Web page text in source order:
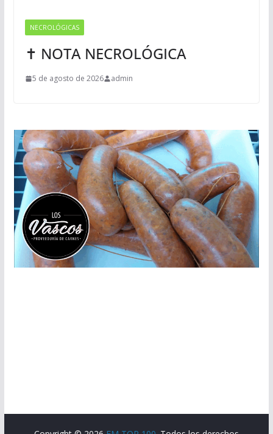
NECROLÓGICAS
✝ NOTA NECROLÓGICA
5 de agosto de 2026 admin